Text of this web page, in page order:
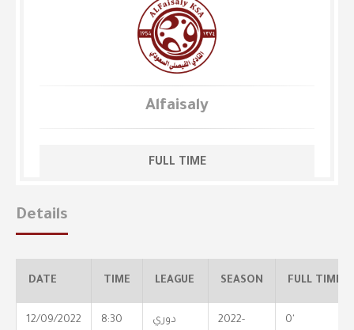
Alfaisaly
FULL TIME
Details
DATE TIME LEAGUE SEASON FULL TIME
12/09/2022
8:30
دوري
2022-
0'